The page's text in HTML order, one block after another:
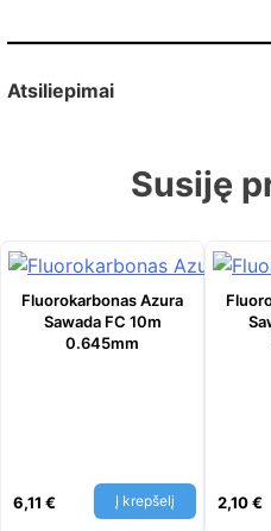
Atsiliepimai
Susiję
Fluorokarbonas Azura
Sawada FC 10m
0.645mm
6,11 € Į krepšelį 2,10€